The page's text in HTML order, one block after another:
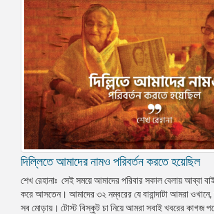
নিবন্ধ
বিশেষ
প্রতিবেদন
মতামত
উন্নয়নের
নিউজলেটার
দিল্লিতে আমাদের নামও পরিবর্তন করতে হয়েছিল
শেখ রেহানাঃ সেই সময়ে আমাদের পরিবার সকাল বেলায় আব্বা
করে আসতেন। আমাদের ৩২ নম্বরের যে বারান্দাটা আমরা
সব মোড়ায়। টোস্ট বিস্কুট চা নিয়ে আমরা সবাই খবরের কাগজ